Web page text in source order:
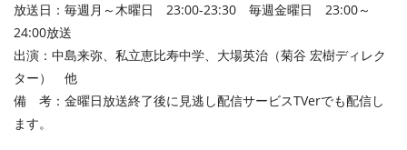
放送日：毎週月～木曜日 23:00-23:30 毎週金曜日 23:00～
24:00放送
出演：中島来弥、私立恵比寿中学、大場英治（菊谷 宏樹ディレク
ター） 他
備 考：金曜日放送終了後に見逃し配信サービスTVerでも配信し
ます。